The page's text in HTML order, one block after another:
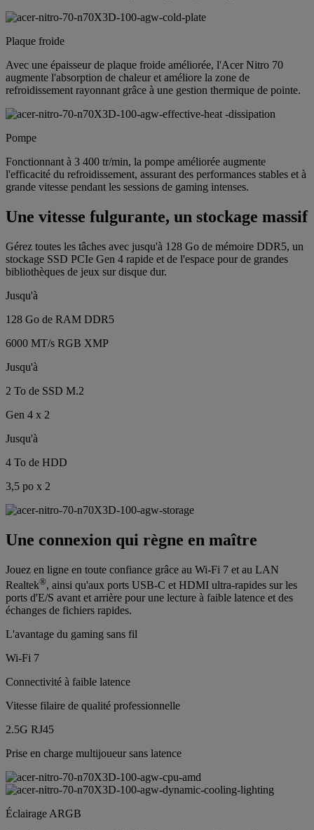
Plaque froide
Avec une épaisseur de plaque froide améliorée, l'Acer Nitro 70
augmente l'absorption de chaleur et améliore la zone de
refroidissement rayonnant grâce à une gestion thermique de pointe.
Pompe
Fonctionnant à 3 400 tr/min, la pompe améliorée augmente
l'efficacité du refroidissement, assurant des performances stables et à
grande vitesse pendant les sessions de gaming intenses.
Une vitesse fulgurante, un stockage massif
Gérez toutes les tâches avec jusqu'à 128 Go de mémoire DDR5, un
stockage SSD PCIe Gen 4 rapide et de l'espace pour de grandes
bibliothèques de jeux sur disque dur.
Jusqu'à
128 Go de RAM DDR5
6000 MT/s RGB XMP
Jusqu'à
2 To de SSD M.2
Gen 4 x 2
Jusqu'à
4 To de HDD
3,5 po x 2
Une connexion qui règne en maître
Jouez en ligne en toute confiance grâce au Wi-Fi 7 et au LAN
Realtek®, ainsi qu'aux ports USB-C et HDMI ultra-rapides sur les
ports d'E/S avant et arrière pour une lecture à faible latence et des
échanges de fichiers rapides.
L'avantage du gaming sans fil
Wi-Fi 7
Connectivité à faible latence
Vitesse filaire de qualité professionnelle
2.5G RJ45
Prise en charge multijoueur sans latence
Éclairage ARGB